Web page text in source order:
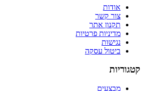
אודות
צור קשר
תקנון אתר
מדיניות פרטיות
נגישות
ביטול עסקה
קטגוריות
מבצעים